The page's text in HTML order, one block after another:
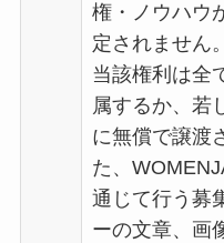
権・ノウハウ
定されません
当該権利は全
属するか、若
に無償で譲渡
た、
通じて行う募
ーの文章、画